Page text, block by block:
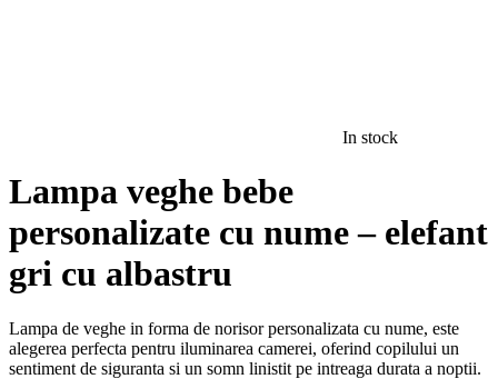
In stock
Lampa veghe bebe
personalizate cu nume – elefant
gri cu albastru
Lampa de veghe in forma de norisor personalizata cu nume, este
alegerea perfecta pentru iluminarea camerei, oferind copilului un
sentiment de siguranta si un somn linistit pe intreaga durata a noptii.